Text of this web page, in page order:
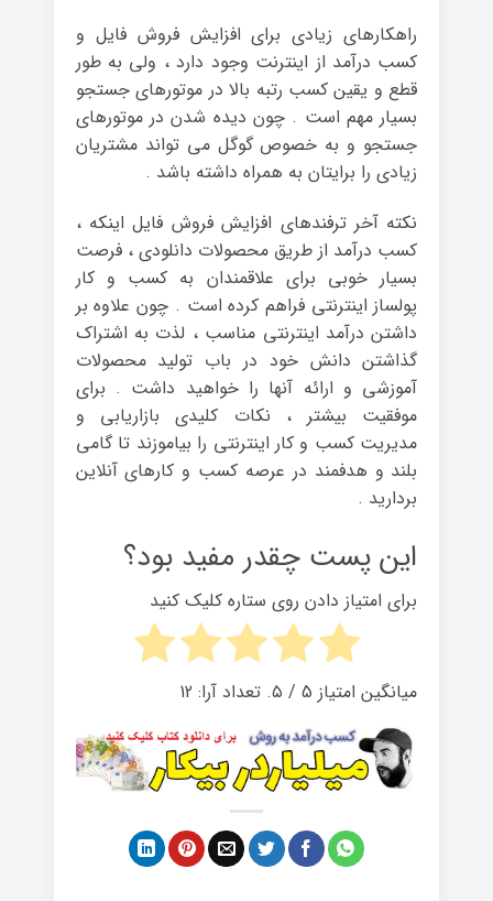
راهکارهای زیادی برای افزایش فروش فایل و
کسب درآمد از اینترنت وجود دارد ، ولی به طور
قطع و یقین کسب رتبه بالا در موتورهای جستجو
بسیار مهم است . چون دیده شدن در موتورهای
جستجو و به خصوص گوگل می تواند مشتریان
زیادی را برایتان به همراه داشته باشد .
نکته آخر ترفندهای افزایش فروش فایل اینکه ،
کسب درآمد از طریق محصولات دانلودی ، فرصت
بسیار خوبی برای علاقمندان به کسب و کار
پولساز اینترنتی فراهم کرده است . چون علاوه بر
داشتن درآمد اینترنتی مناسب ، لذت به اشتراک
گذاشتن دانش خود در باب تولید محصولات
آموزشی و ارائه‌ آنها را خواهید داشت . برای
موفقیت بیشتر ، نکات کلیدی بازاریابی و
مدیریت کسب و کار اینترنتی را بیاموزند تا گامی
بلند و هدفمند در عرصه‌ کسب و کارهای آنلاین
بردارید .
این پست چقدر مفید بود؟
برای امتیاز دادن روی ستاره کلیک کنید
میانگین امتیاز 5/ ۵. تعداد آرا: 12